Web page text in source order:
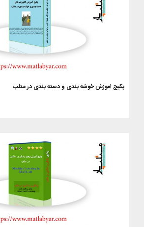
پکیج اموزش خوشه بندی و دسته بندی در متلب